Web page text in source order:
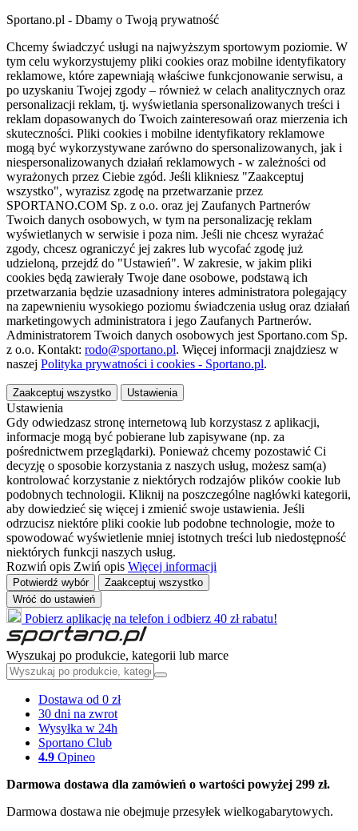
Sportano.pl - Dbamy o Twoją prywatność
Chcemy świadczyć usługi na najwyższym sportowym poziomie. W
tym celu wykorzystujemy pliki cookies oraz mobilne identyfikatory
reklamowe, które zapewniają właściwe funkcjonowanie serwisu, a
po uzyskaniu Twojej zgody – również w celach analitycznych oraz
personalizacji reklam, tj. wyświetlania spersonalizowanych treści i
reklam dopasowanych do Twoich zainteresowań oraz mierzenia ich
skuteczności. Pliki cookies i mobilne identyfikatory reklamowe
mogą być wykorzystywane zarówno do spersonalizowanych, jak i
niespersonalizowanych działań reklamowych - w zależności od
wyrażonych przez Ciebie zgód. Jeśli klikniesz "Zaakceptuj
wszystko", wyrazisz zgodę na przetwarzanie przez
SPORTANO.COM Sp. z o.o. oraz jej Zaufanych Partnerów
Twoich danych osobowych, w tym na personalizację reklam
wyświetlanych w serwisie i poza nim. Jeśli nie chcesz wyrażać
zgody, chcesz ograniczyć jej zakres lub wycofać zgodę już
udzieloną, przejdź do "Ustawień". W zakresie, w jakim pliki
cookies będą zawierały Twoje dane osobowe, podstawą ich
przetwarzania będzie uzasadniony interes administratora polegający
na zapewnieniu wysokiego poziomu świadczenia usług oraz działań
marketingowych administratora i jego Zaufanych Partnerów.
Administratorem Twoich danych osobowych jest Sportano.com Sp.
z o.o. Kontakt: rodo@sportano.pl. Więcej informacji znajdziesz w
naszej Polityka prywatności i cookies - Sportano.pl.
Zaakceptuj wszystko Ustawienia
Ustawienia
Gdy odwiedzasz stronę internetową lub korzystasz z aplikacji,
informacje mogą być pobierane lub zapisywane (np. za
pośrednictwem przeglądarki). Ponieważ chcemy pozostawić Ci
decyzję o sposobie korzystania z naszych usług, możesz sam(a)
kontrolować korzystanie z niektórych rodzajów plików cookie lub
podobnych technologii. Kliknij na poszczególne nagłówki kategorii,
aby dowiedzieć się więcej i zmienić swoje ustawienia. Jeśli
odrzucisz niektóre pliki cookie lub podobne technologie, może to
spowodować wyświetlenie mniej istotnych treści lub niedostępność
niektórych funkcji naszych usług.
Rozwiń opis Zwiń opis Więcej informacji
Potwierdź wybór
Zaakceptuj wszystko
Wróć do ustawień
Pobierz aplikację na telefon i odbierz 40 zł rabatu!
Wyszukaj po produkcie, kategorii lub marce
Dostawa od 0 zł
30 dni na zwrot
Wysyłka w 24h
Sportano Club
4.9 Opineo
Darmowa dostawa dla zamówień o wartości powyżej 299 zł.
Darmowa dostawa nie obejmuje przesyłek wielkogabarytowych.